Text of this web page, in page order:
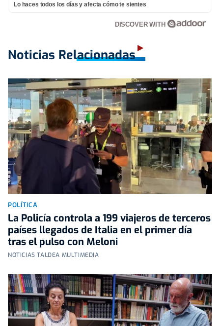
Lo haces todos los días y afecta cómo te sientes
DISCOVER WITH
Noticias Relacionadas
POLÍTICA
La Policía controla a 199 viajeros de terceros
países llegados de Italia en el primer día
tras el pulso con Meloni
NOTICIAS TALDEA MULTIMEDIA